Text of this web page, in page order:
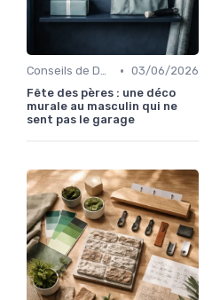
Conseils de Design d'Intérieur • 03/06/2026
Fête des pères : une déco
murale au masculin qui ne
sent pas le garage